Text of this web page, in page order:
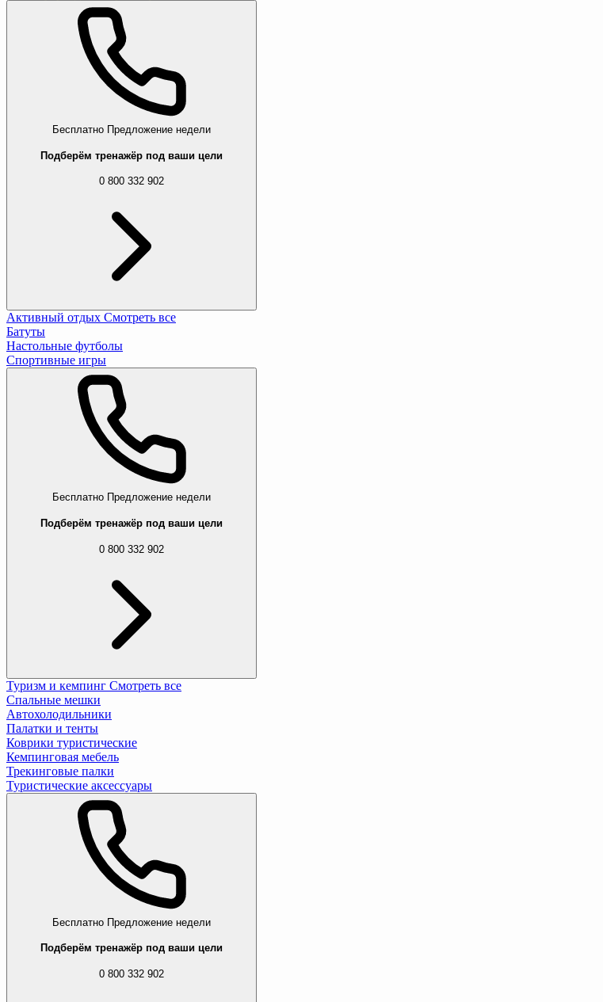
Бесплатно Предложение недели
Подберём тренажёр под ваши цели
0 800 332 902
Активный отдых Смотреть все
Батуты
Настольные футболы
Спортивные игры
Бесплатно Предложение недели
Подберём тренажёр под ваши цели
0 800 332 902
Туризм и кемпинг Смотреть все
Спальные мешки
Автохолодильники
Палатки и тенты
Коврики туристические
Кемпинговая мебель
Трекинговые палки
Туристические аксессуары
Бесплатно Предложение недели
Подберём тренажёр под ваши цели
0 800 332 902